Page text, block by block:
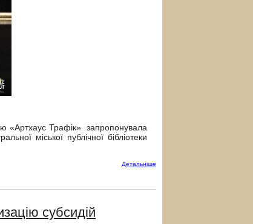
«Артхаус Трафік» запропонувала
міської публічної бібліотеки
Детальнiше
субсидій